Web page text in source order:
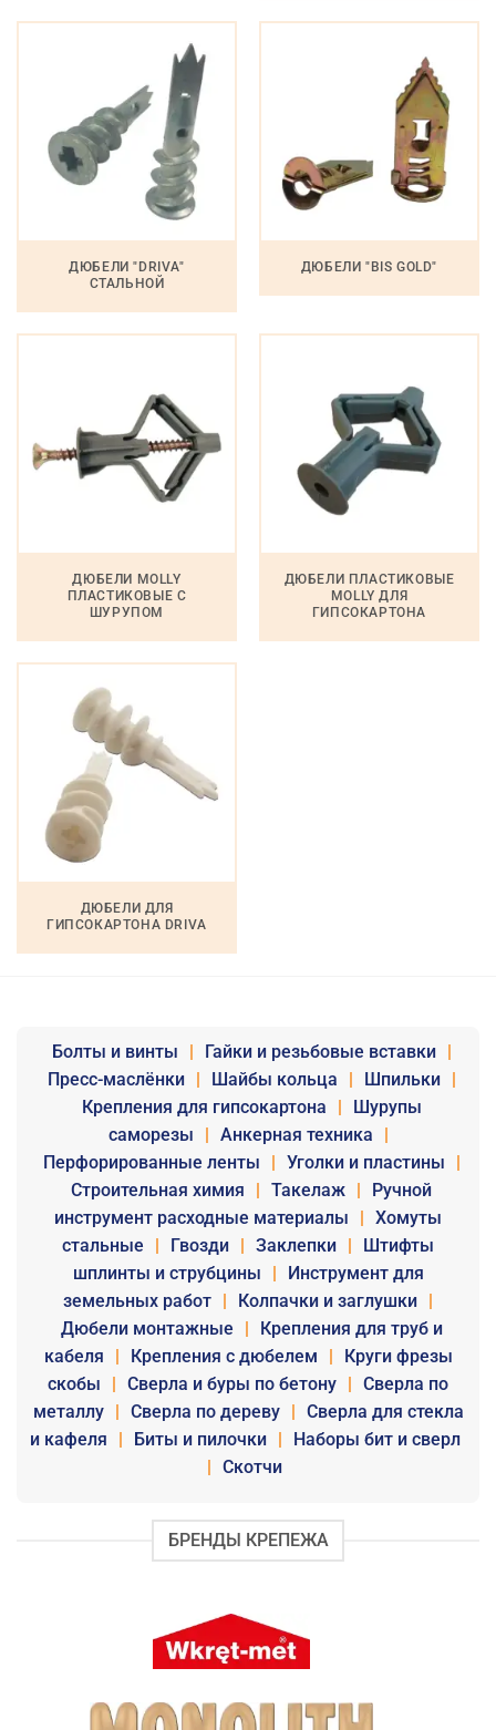
ДЮБЕЛИ "DRIVA"
СТАЛЬНОЙ
ДЮБЕЛИ "BIS GOLD"
ДЮБЕЛИ MOLLY
ПЛАСТИКОВЫЕ С
ШУРУПОМ
ДЮБЕЛИ ПЛАСТИКОВЫЕ
MOLLY ДЛЯ
ГИПСОКАРТОНА
ДЮБЕЛИ ДЛЯ
ГИПСОКАРТОНА DRIVA
Болты и винты | Гайки и резьбовые вставки
|
Пресс-маслёнки
| Шайбы кольца | Шпильки
|
Крепления для гипсокартона
|
Шурупы
саморезы
| Анкерная техника
|
Перфорированные ленты
| Уголки и пластины
|
Строительная химия
| Такелаж |
Ручной
инструмент расходные материалы
| Хомуты
стальные
| Гвозди | Заклепки |
Штифты
шплинты и струбцины
|
Инструмент для
земельных работ | Колпачки и заглушки |
Дюбели монтажные
|
Крепления для труб и
кабеля
| Крепления с дюбелем |
Круги фрезы
скобы
| Сверла и буры по бетону | Сверла по
металлу
| Сверла по дереву | Сверла для стекла
и кафеля
| Биты и пилочки |
Наборы бит и сверл
| Скотчи
БРЕНДЫ КРЕПЕЖА